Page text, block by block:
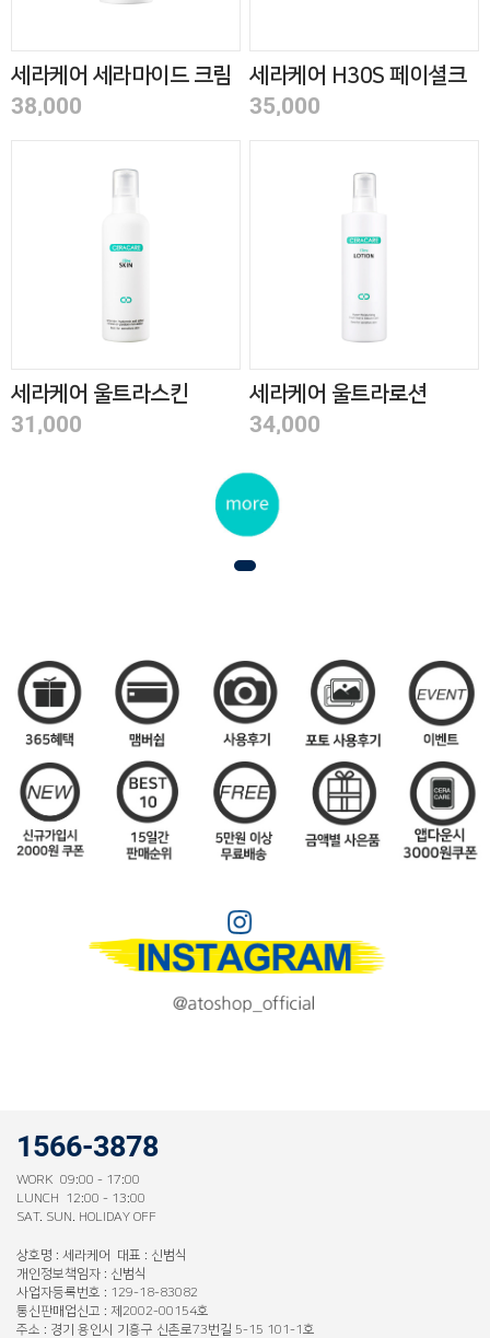
세라케어 세라마이드 크림
52ml
38,000
세라케어 H30S 페이셜크
림 55ml
35,000
세라케어 울트라스킨
200ml
31,000
세라케어 울트라로션
200ml
34,000
1566-3878
WORK 09:00 - 17:00
LUNCH 12:00 - 13:00
SAT. SUN. HOLIDAY OFF
상호명 : 세라케어 대표 : 신범식
개인정보책임자 : 신범식
사업자등록번호 : 129-18-83082
통신판매업신고 : 제2002-00154호
주소 : 경기 용인시 기흥구 신촌로73번길 5-15 101-1호